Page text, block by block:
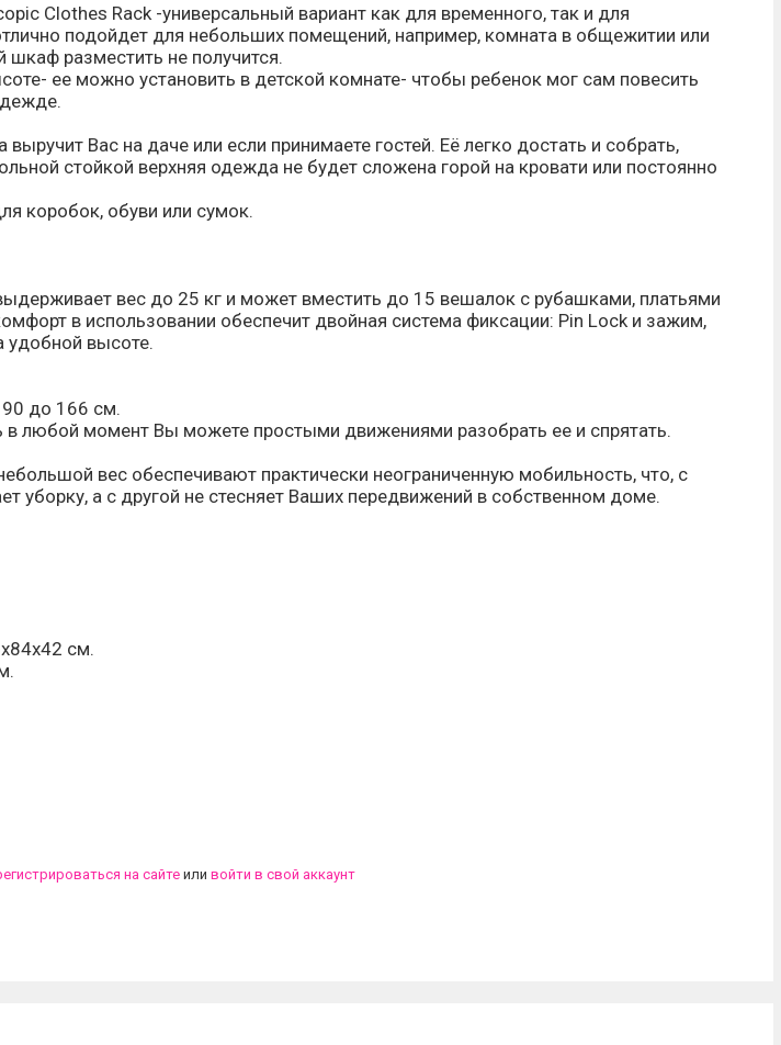
Clothes Rack -универсальный вариант как для временного, так и для
подойдет для небольших помещений, например, комната в общежитии или
разместить не получится.
ее можно установить в детской комнате- чтобы ребенок мог сам повесить
Вас на даче или если принимаете гостей. Её легко достать и собрать,
стойкой верхняя одежда не будет сложена горой на кровати или постоянно
коробок, обуви или сумок.
вес до 25 кг и может вместить до 15 вешалок с рубашками, платьями
в использовании обеспечит двойная система фиксации: Pin Lock и зажим,
удобной высоте.
90 до 166 см.
в любой момент Вы можете простыми движениями разобрать ее и спрятать.
вес обеспечивают практически неограниченную мобильность, что, с
уборку, а с другой не стесняет Ваших передвижений в собственном доме.
см.
на сайте или войти в свой аккаунт